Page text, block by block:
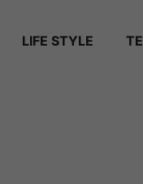
LIFE STYLE